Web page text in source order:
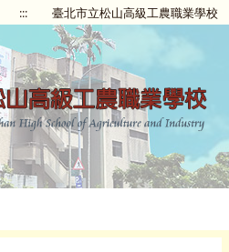
::: 臺北市立松山高級工農職業學校